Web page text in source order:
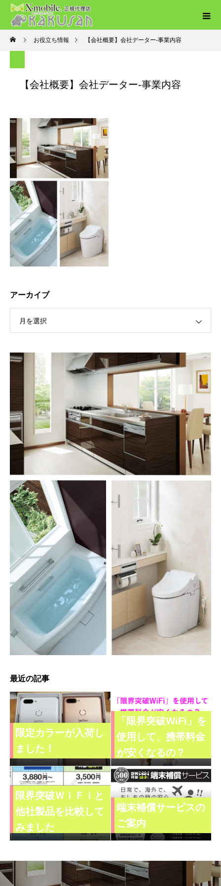
お役立ち情報 【会社概要】会社データー-事業内容
【会社概要】会社データー-事業内容
アーカイブ
月を選択
最近の記事
限定カラーが入荷し
ました！
「限界突破WiFi」を
使用して、携帯料金
が安くなるの？
限界突破ＷｉＦｉと
他社製品を比較して
みました
端末補償サービスの
ご案内